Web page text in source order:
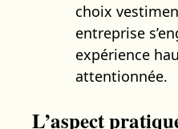
choix
entreprise
expérience
attentionnée.
L’aspect